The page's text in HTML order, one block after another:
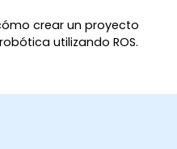
crear un proyecto
utilizando ROS.
para robótica, incluidas
y visualización.